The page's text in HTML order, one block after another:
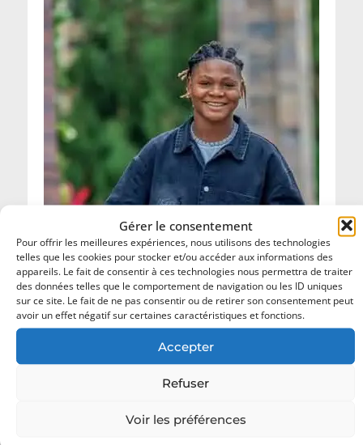
Gérer le consentement
Pour offrir les meilleures expériences, nous utilisons des technologies
telles que les cookies pour stocker et/ou accéder aux informations des
appareils. Le fait de consentir à ces technologies nous permettra de traiter
des données telles que le comportement de navigation ou les ID uniques
sur ce site. Le fait de ne pas consentir ou de retirer son consentement peut
avoir un effet négatif sur certaines caractéristiques et fonctions.
Accepter
Refuser
Voir les préférences